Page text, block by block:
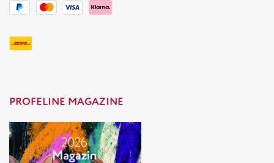
PROFELINE MAGAZINE